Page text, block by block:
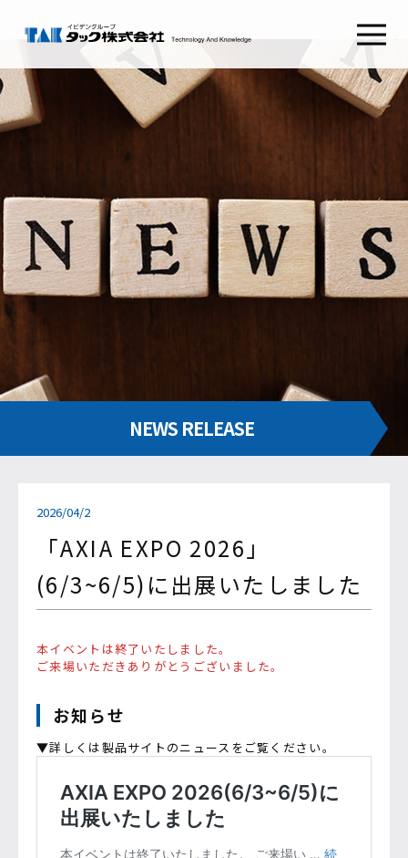
タックSecurePlatform
ABOUT TAK
わたしたちの想い
経営理念
沿革
CSRとSDGs
イビデンウェイ
グループ会社
お役立ち情報
採用情報
RECRUIT
お問い合わせ
NEWS RELEASE
2026/04/2
「AXIA EXPO 2026」
(6/3~6/5)に出展いたしました
本イベントは終了いたしました。
ご来場いただきありがとうございました。
お知らせ
▼詳しくは製品サイトのニュースをご覧ください。